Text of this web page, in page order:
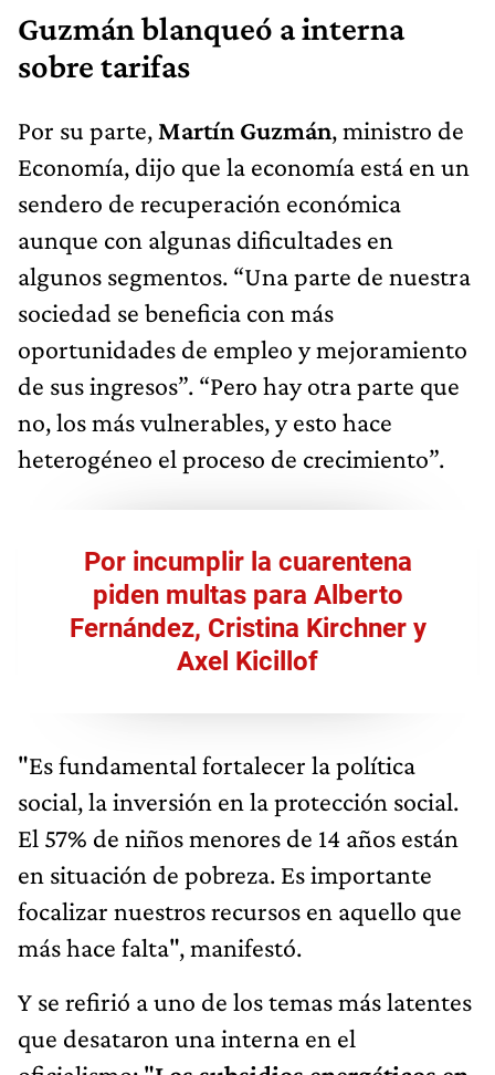
Guzmán blanqueó a interna
sobre tarifas
Por su parte, Martín Guzmán, ministro de
Economía, dijo que la economía está en un
sendero de recuperación económica
aunque con algunas dificultades en
algunos segmentos. “Una parte de nuestra
sociedad se beneficia con más
oportunidades de empleo y mejoramiento
de sus ingresos”. “Pero hay otra parte que
no, los más vulnerables, y esto hace
heterogéneo el proceso de crecimiento”.
Por incumplir la cuarentena
piden multas para Alberto
Fernández, Cristina Kirchner y
Axel Kicillof
"Es fundamental fortalecer la política
social, la inversión en la protección social.
El 57% de niños menores de 14 años están
en situación de pobreza. Es importante
focalizar nuestros recursos en aquello que
más hace falta", manifestó.
Y se refirió a uno de los temas más latentes
que desataron una interna en el